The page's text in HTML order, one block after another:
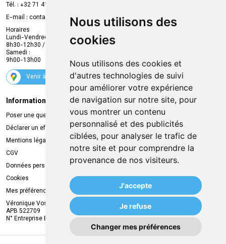
Nous utilisons des
cookies
Nous utilisons des cookies et
d'autres technologies de suivi
pour améliorer votre expérience
de navigation sur notre site, pour
vous montrer un contenu
personnalisé et des publicités
ciblées, pour analyser le trafic de
notre site et pour comprendre la
provenance de nos visiteurs.
J'accepte
Je refuse
Changer mes préférences
Tél. : +32 71 41 32 10
E-mail : contact
mvapharma.be
Horaires
Lundi-Vendredi :
8h30-12h30 / 13h30-18h30
Samedi :
9h00-13h00
Venir à la pharmacie
Compte professionnel
Envoi d’ordonnance
Suivez-nous
Informations légales
Poser une question
Déclarer un effet indésirable
Mentions légales
CGV
Données personnelles
Cookies
Mes préférences Cookies
Véronique Vos
APB 522709
N° Entreprise BE0749.944.612
Livraison
Retrait à la pharmacie
Livraison chez vous
Livraison dans un Point Relais